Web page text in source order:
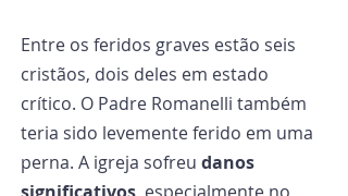
Entre os feridos graves estão seis
cristãos, dois deles em estado
crítico. O Padre Romanelli também
teria sido levemente ferido em uma
perna. A igreja sofreu danos